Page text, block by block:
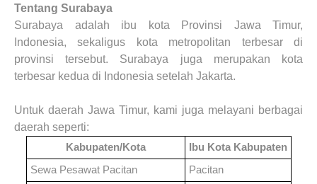
Tentang Surabaya
Surabaya adalah ibu kota Provinsi Jawa Timur,
Indonesia, sekaligus kota metropolitan terbesar di
provinsi tersebut. Surabaya juga merupakan kota
terbesar kedua di Indonesia setelah Jakarta.
Untuk daerah Jawa Timur, kami juga melayani berbagai
daerah seperti:
Kabupaten/Kota
Ibu Kota Kabupaten
Sewa Pesawat Pacitan
Pacitan